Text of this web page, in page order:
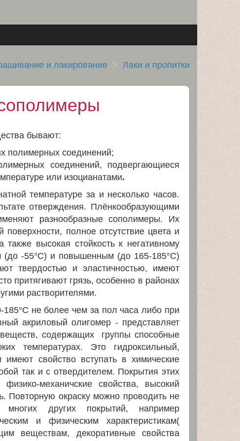
и лакирование Лаки и пропитки
бывают:
полимерных соединений;
соединений, подвергающиеся
или изоцианатами.
температуре за и несколько часов.
отверждения. Плёнкообразующими
разнообразные сополимеры. Их
поверхности, полное отсутствие цвета и
высокая стойкость к негативному
(до -55°С) и повышенным (до 165-185°С)
твердостью и эластичностью, имеют
притягивают грязь, особенно в районах
растворителями.
не более чем за пол часа либо при
акриловый олигомер - представляет
содержащих группы способные
температурах. Это гидроксильный,
свойство вступать в химические
так и с отвердителем. Покрытия этих
механичские свойства, высокий
Повторную окраску можно проводить не
других покрытий, например
и физическим характеристикам(
веществам, декоративные свойства